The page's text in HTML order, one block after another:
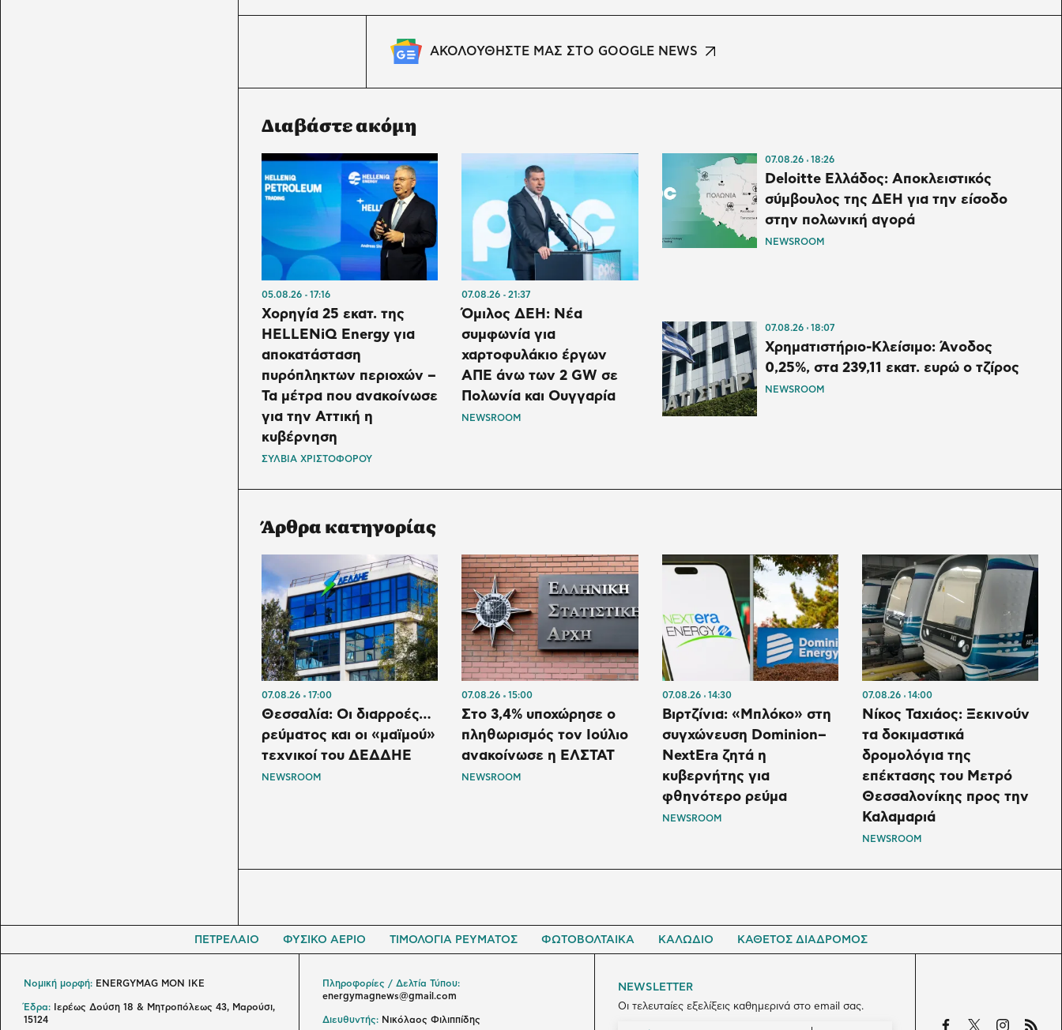
ΑΚΟΛΟΥΘΗΣΤΕ ΜΑΣ ΣΤΟ GOOGLE NEWS
Διαβάστε ακόμη
05.08.26 17:16
Χορηγία 25 εκατ. της
HELLENiQ Energy για
αποκατάσταση
πυρόπληκτων περιοχών –
Τα μέτρα που ανακοίνωσε
για την Αττική η
κυβέρνηση
ΣΥΛΒΙΑ ΧΡΙΣΤΟΦΟΡΟΥ
07.08.26 21:37
Όμιλος ΔΕΗ: Νέα
συμφωνία για
χαρτοφυλάκιο έργων
ΑΠΕ άνω των 2 GW σε
Πολωνία και Ουγγαρία
NEWSROOM
07.08.26 18:26
Deloitte Ελλάδος: Αποκλειστικός
σύμβουλος της ΔΕΗ για την είσοδο
στην πολωνική αγορά
NEWSROOM
07.08.26 18:07
Χρηματιστήριο-Κλείσιμο: Άνοδος
0,25%, στα 239,11 εκατ. ευρώ ο τζίρος
NEWSROOM
Άρθρα κατηγορίας
07.08.26 17:00
Θεσσαλία: Οι διαρροές…
ρεύματος και οι «μαϊμού»
τεχνικοί του ΔΕΔΔΗΕ
NEWSROOM
07.08.26 15:00
Στο 3,4% υποχώρησε ο
πληθωρισμός τον Ιούλιο
ανακοίνωσε η ΕΛΣΤΑΤ
NEWSROOM
07.08.26 14:30
Βιρτζίνια: «Μπλόκο» στη
συγχώνευση Dominion–
NextEra ζητά η
κυβερνήτης για
φθηνότερο ρεύμα
NEWSROOM
07.08.26 14:00
Νίκος Ταχιάος: Ξεκινούν
τα δοκιμαστικά
δρομολόγια της
επέκτασης του Μετρό
Θεσσαλονίκης προς την
Καλαμαριά
NEWSROOM
ΠΕΤΡΕΛΑΙΟ ΦΥΣΙΚΟ ΑΕΡΙΟ ΤΙΜΟΛΟΓΙΑ ΡΕΥΜΑΤΟΣ ΦΩΤΟΒΟΛΤΑΙΚΑ ΚΑΛΩΔΙΟ ΚΑΘΕΤΟΣ ΔΙΑΔΡΟΜΟΣ
NEWSLETTER
Οι τελευταίες εξελίξεις καθημερινά στο email σας.
Νομική μορφή: ENERGYMAG MON IKE
Έδρα: Ιερέως Δούση 18 & Μητροπόλεως 43, Μαρούσι,
15124
Πληροφορίες / Δελτία Τύπου:
energymagnews@gmail.com
Διευθυντής: Νικόλαος Φιλιππίδης